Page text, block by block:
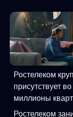
Ростелеком
присутствует
миллионы
Ростелеком